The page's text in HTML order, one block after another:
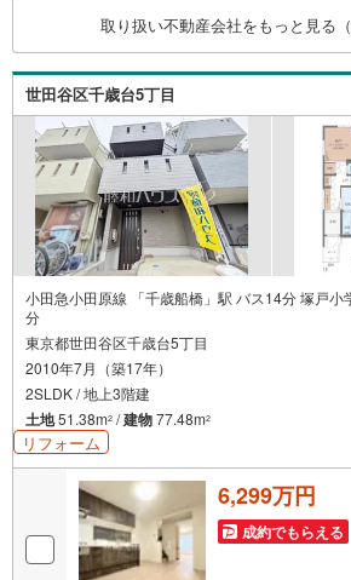
取り扱い不動産会社をもっと見る（
世田谷区千歳台5丁目
小田急小田原線 「千歳船橋」駅 バス14分 塚戸小
分
東京都世田谷区千歳台5丁目
2010年7月（築17年）
2SLDK / 地上3階建
土地51.38m2 /建物77.48m2
リフォーム
6,299万円
成約でもらえる